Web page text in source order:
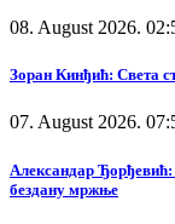
08. August 2026.
Зоран Кинђић: Света
07. August 2026.
Александар
бездану мржње